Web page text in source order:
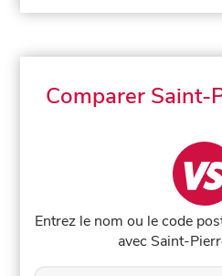
Comparer
Entrez le nom ou le code
avec Saint-